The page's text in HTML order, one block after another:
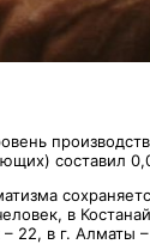
составил
в
22, в г. Алматы